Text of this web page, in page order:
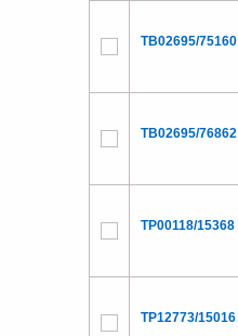
TB02695/75160
TB02695/76862
TP00118/15368
TP12773/15016